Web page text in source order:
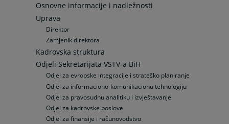
Osnovne informacije i nadležnosti
Uprava
Direktor
Zamjenik direktora
Kadrovska struktura
Odjeli Sekretarijata VSTV-a BiH
Odjel za evropske integracije i strateško planiranje
Odjel za informaciono-komunikacionu tehnologiju
Odjel za pravosudnu analitiku i izvještavanje
Odjel za kadrovske poslove
Odjel za finansije i računovodstvo